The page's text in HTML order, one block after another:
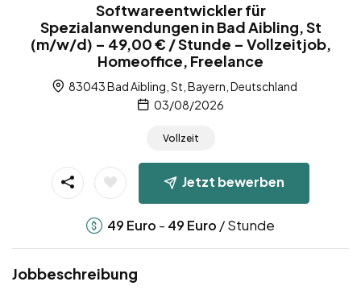
Softwareentwickler für
Spezialanwendungen in Bad Aibling, St
(m/w/d) – 49,00 € / Stunde – Vollzeitjob,
Homeoffice, Freelance
83043 Bad Aibling, St, Bayern, Deutschland
03/08/2026
Vollzeit
Jetzt bewerben
49 Euro - 49 Euro / Stunde
Jobbeschreibung